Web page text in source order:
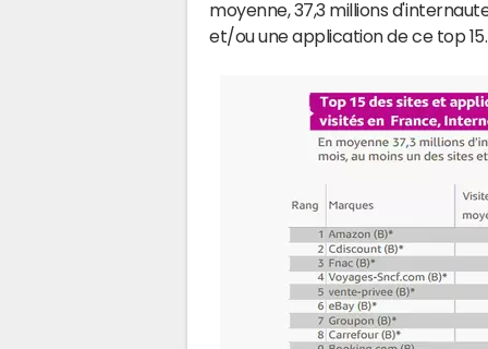
moyenne, 37,3 millions
et/ou une application de ce top 15.